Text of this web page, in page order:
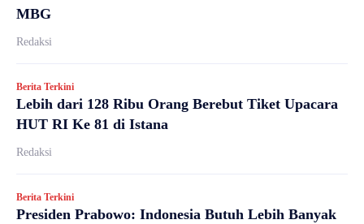
MBG
Redaksi
Berita Terkini
Lebih dari 128 Ribu Orang Berebut Tiket Upacara
HUT RI Ke 81 di Istana
Redaksi
Berita Terkini
Presiden Prabowo: Indonesia Butuh Lebih Banyak